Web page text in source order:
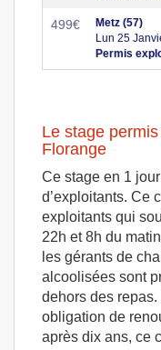
499€
Metz (57)
Lun 25
Permis
Le stage
Florange
Ce stage en 1
d’exploitants. Ce
exploitants qui
22h et 8h du
les gérants de
alcoolisées sont
dehors des
obligation de
après dix ans, ce